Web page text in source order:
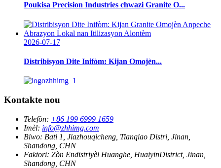
Poukisa Precision Industries chwazi Granite O...
2026-07-17
Distribisyon Dite Inifòm: Kijan Omojèn...
Kontakte nou
Telefòn: +86 199 6999 1659
Imèl: info@zhhimg.com
Biwo: Bati 1, Jiazhouqicheng, Tianqiao Distri, Jinan,
Shandong, CHN
Faktori: Zòn Endistriyèl Huanghe, HuaiyinDistrict, Jinan,
Shandong, CHN